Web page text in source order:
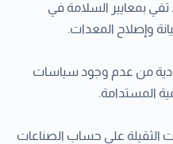
تفي بمعايير السلامة في
وإصلاح المعدات.
من عدم وجود سياسات
المستدامة.
الثقيلة على حساب الصناعات